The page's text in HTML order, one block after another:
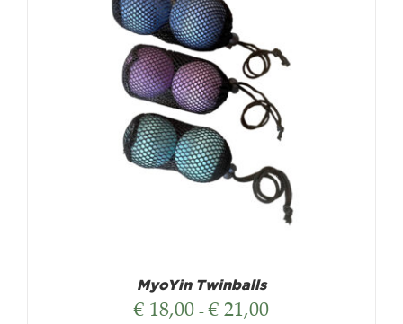
MyoYin Twinballs
€ 18,00 - € 21,00Prijsklasse: